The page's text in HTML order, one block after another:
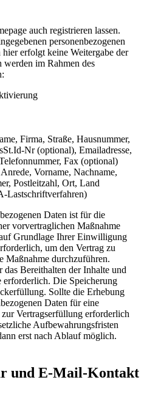
auch registrieren lassen.
personenbezogenen
erfolgt keine Weitergabe der
im Rahmen des
Firma, Straße, Hausnummer,
Nr (optional), Emailadresse,
Fax (optional)
Vorname, Nachname,
Postleitzahl, Ort, Land
Lastschriftverfahren)
Daten ist für die
vorvertraglichen Maßnahme
Grundlage Ihrer Einwilligung
um den Vertrag zu
Maßnahme durchzuführen.
das Bereithalten der Inhalte und
erforderlich. Die Speicherung
Sollte die Erhebung
Daten für eine
Vertragserfüllung erforderlich
Aufbewahrungsfristen
erst nach Ablauf möglich.
und E-Mail-Kontakt